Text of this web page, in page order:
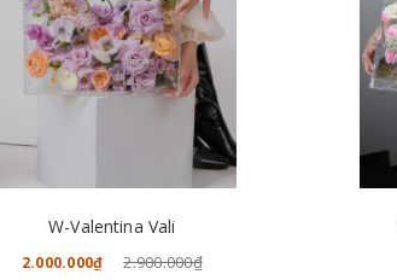
W-Valentina Vali
2.000.000₫ 2.900.000₫